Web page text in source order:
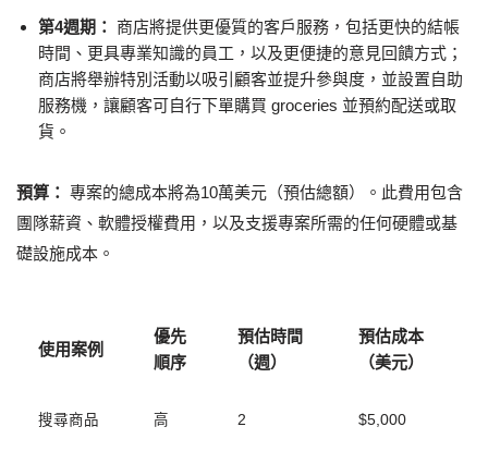
第4週期： 商店將提供更優質的客戶服務，包括更快的結帳
時間、更具專業知識的員工，以及更便捷的意見回饋方式；
商店將舉辦特別活動以吸引顧客並提升參與度，並設置自助
服務機，讓顧客可自行下單購買 groceries 並預約配送或取
貨。
預算： 專案的總成本將為10萬美元（預估總額）。此費用包含
團隊薪資、軟體授權費用，以及支援專案所需的任何硬體或基
礎設施成本。
使用案例
優先
順序
預估時間
（週）
預估成本
（美元）
搜尋商品 高 2 $5,000